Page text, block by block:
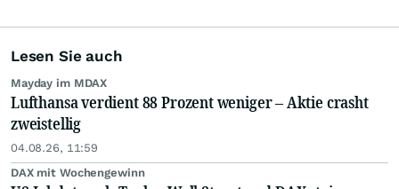
Lesen Sie auch
Mayday im MDAX
Lufthansa verdient 88 Prozent weniger – Aktie crasht
zweistellig
04.08.26, 11:59
DAX mit Wochengewinn